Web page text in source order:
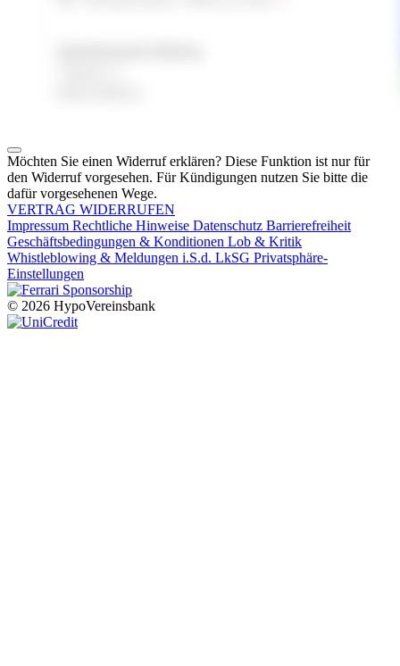
Möchten Sie einen Widerruf erklären? Diese Funktion ist nur für
den Widerruf vorgesehen. Für Kündigungen nutzen Sie bitte die
dafür vorgesehenen Wege.
VERTRAG WIDERRUFEN
Impressum Rechtliche Hinweise Datenschutz Barrierefreiheit
Geschäftsbedingungen & Konditionen Lob & Kritik
Whistleblowing & Meldungen i.S.d. LkSG Privatsphäre-
Einstellungen
© 2026 HypoVereinsbank